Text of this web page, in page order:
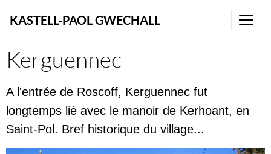
KASTELL-PAOL GWECHALL
Kerguennec
A l'entrée de Roscoff, Kerguennec fut
longtemps lié avec le manoir de Kerhoant, en
Saint-Pol. Bref historique du village...